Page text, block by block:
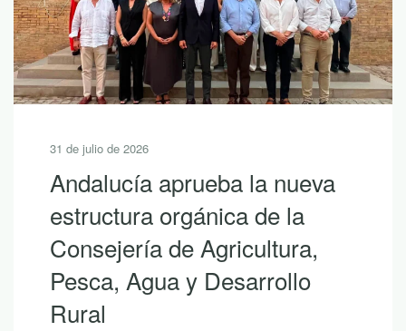
31 de julio de 2026
Andalucía aprueba la nueva
estructura orgánica de la
Consejería de Agricultura,
Pesca, Agua y Desarrollo
Rural